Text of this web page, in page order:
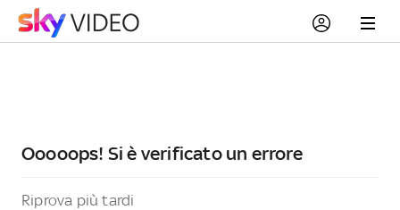
Ooooops! Si è verificato un errore
Riprova più tardi